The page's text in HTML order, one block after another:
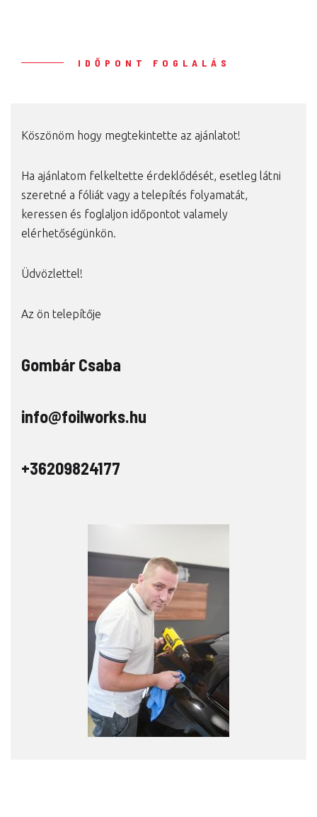
IDŐPONT FOGLALÁS
Köszönöm hogy megtekintette az ajánlatot!
Ha ajánlatom felkeltette érdeklődését, esetleg látni
szeretné a fóliát vagy a telepítés folyamatát,
keressen és foglaljon időpontot valamely
elérhetőségünkön.
Üdvözlettel!
Az ön telepítője
Gombár Csaba
info@foilworks.hu
+36209824177